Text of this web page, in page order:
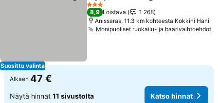
Suosittu valinta
3 Tähtiluokitus
8,9 Loistava
1 268
Anissaras, 11.3 km kohteesta Kokkini Hani
Monipuoliset ruokailu- ja baarivaihtoehdot
Alkaen 47 €
Näytä hinnat 11 sivustolta Katso hinnat